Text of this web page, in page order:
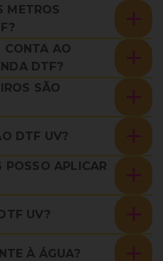
METROS
CONTA AO
DTF?
SÃO
DTF UV?
POSSO APLICAR
UV?
À ÁGUA?